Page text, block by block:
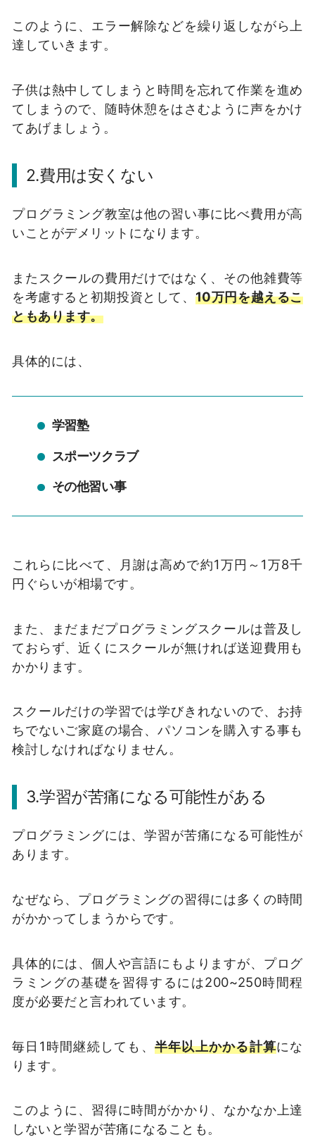
このように、エラー解除などを繰り返しながら上
達していきます。
子供は熱中してしまうと時間を忘れて作業を進め
てしまうので、随時休憩をはさむように声をかけ
てあげましょう。
2.費用は安くない
プログラミング教室は他の習い事に比べ費用が高
いことがデメリットになります。
またスクールの費用だけではなく、その他雑費等
を考慮すると初期投資として、 10万円を越えるこ
ともあります。
具体的には、
学習塾
スポーツクラブ
その他習い事
これらに比べて、月謝は高めで約1万円～1万8千
円ぐらいが相場です。
また、まだまだプログラミングスクールは普及し
ておらず、近くにスクールが無ければ送迎費用も
かかります。
スクールだけの学習では学びきれないので、お持
ちでないご家庭の場合、パソコンを購入する事も
検討しなければなりません。
3.学習が苦痛になる可能性がある
プログラミングには、学習が苦痛になる可能性が
あります。
なぜなら、プログラミングの習得には多くの時間
がかかってしまうからです。
具体的には、個人や言語にもよりますが、プログ
ラミングの基礎を習得するには200~250時間程
度が必要だと言われています。
毎日1時間継続しても、 半年以上かかる計算にな
ります。
このように、習得に時間がかかり、なかなか上達
しないと学習が苦痛になることも。